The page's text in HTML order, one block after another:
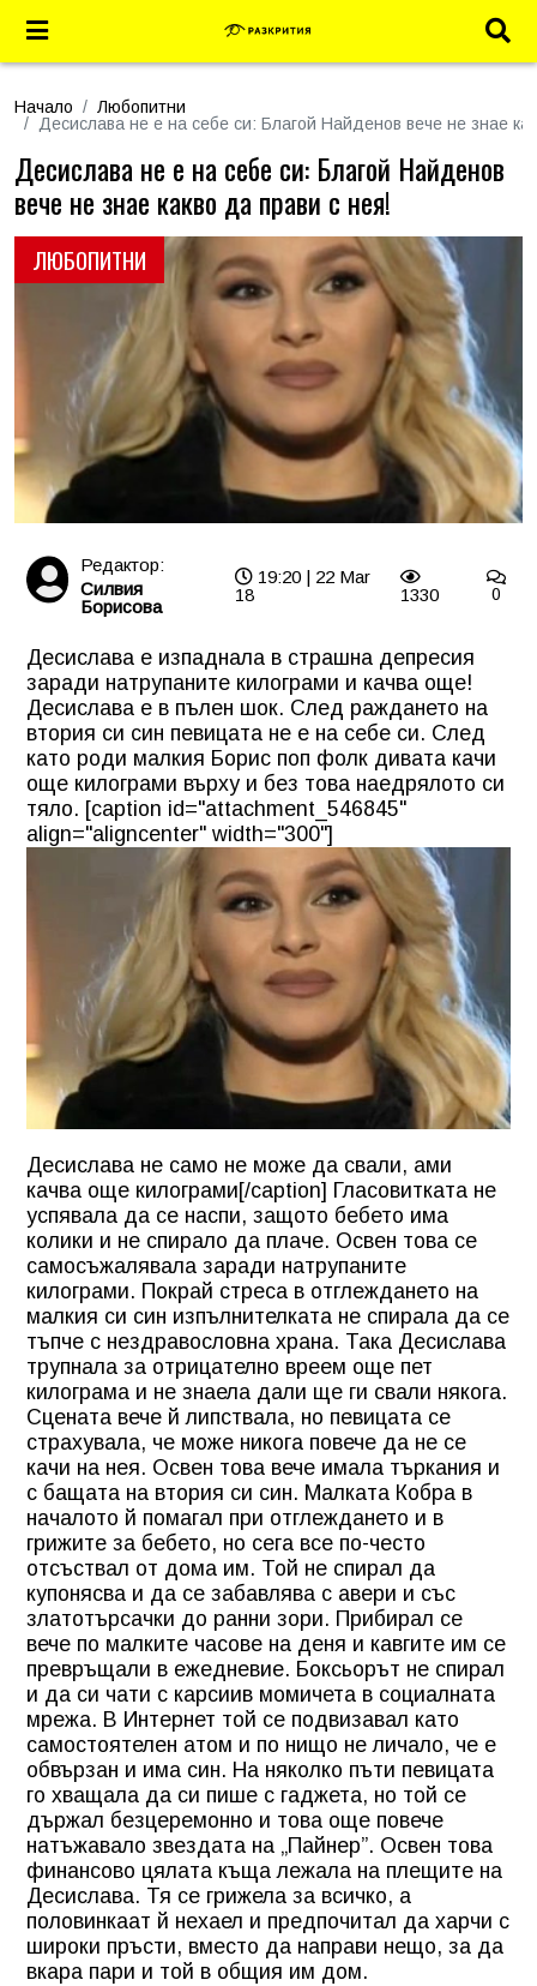
Начало
Любопитни
Десислава не е на себе си: Благой Найденов вече не знае
ЛЮБОПИТНИ
Десислава не е на себе си: Благой Найденов
вече не знае какво да прави с нея!
Редактор:
Силвия
Борисова
19:20 | 22 Mar
18
1330 0
Десислава е изпаднала в страшна депресия
заради натрупаните килограми и качва още!
Десислава е в пълен шок. След раждането на
втория си син певицата не е на себе си. След
като роди малкия Борис поп фолк дивата качи
още килограми върху и без това наедрялото си
тяло. [caption id="attachment_546845"
align="aligncenter" width="300"]
Десислава не само не може да свали, ами
качва още килограми[/caption] Гласовитката не
успявала да се наспи, защото бебето има
колики и не спирало да плаче. Освен това се
самосъжалявала заради натрупаните
килограми. Покрай стреса в отглеждането на
малкия си син изпълнителката не спирала да се
тъпче с нездравословна храна. Така Десислава
трупнала за отрицателно вреем още пет
килограма и не знаела дали ще ги свали някога.
Сцената вече й липствала, но певицата се
страхувала, че може никога повече да не се
качи на нея. Освен това вече имала търкания и
с бащата на втория си син. Малката Кобра в
началото й помагал при отглеждането и в
грижите за бебето, но сега все по-често
отсъствал от дома им. Той не спирал да
купонясва и да се забавлява с авери и със
златотърсачки до ранни зори. Прибирал се
вече по малките часове на деня и кавгите им се
превръщали в ежедневие. Боксьорът не спирал
и да си чати с карсиив момичета в социалната
мрежа. В Интернет той се подвизавал като
самостоятелен атом и по нищо не личало, че е
обвързан и има син. На няколко пъти певицата
го хващала да си пише с гаджета, но той се
държал безцеремонно и това още повече
натъжавало звездата на „Пайнер”. Освен това
финансово цялата къща лежала на плещите на
Десислава. Тя се грижела за всичко, а
половинкаат й нехаел и предпочитал да харчи с
широки пръсти, вместо да направи нещо, за да
вкара пари и той в общия им дом.